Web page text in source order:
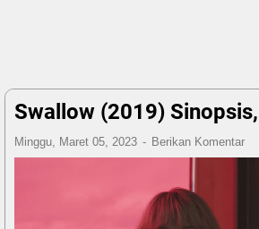
Swallow (2019)
Minggu, Maret 05, 2023 Berikan Komentar